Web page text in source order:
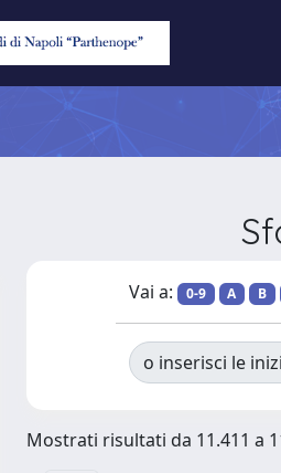
Vai a: 0-9 A B
o inserisci le
Mostrati risultati da 11.411 a